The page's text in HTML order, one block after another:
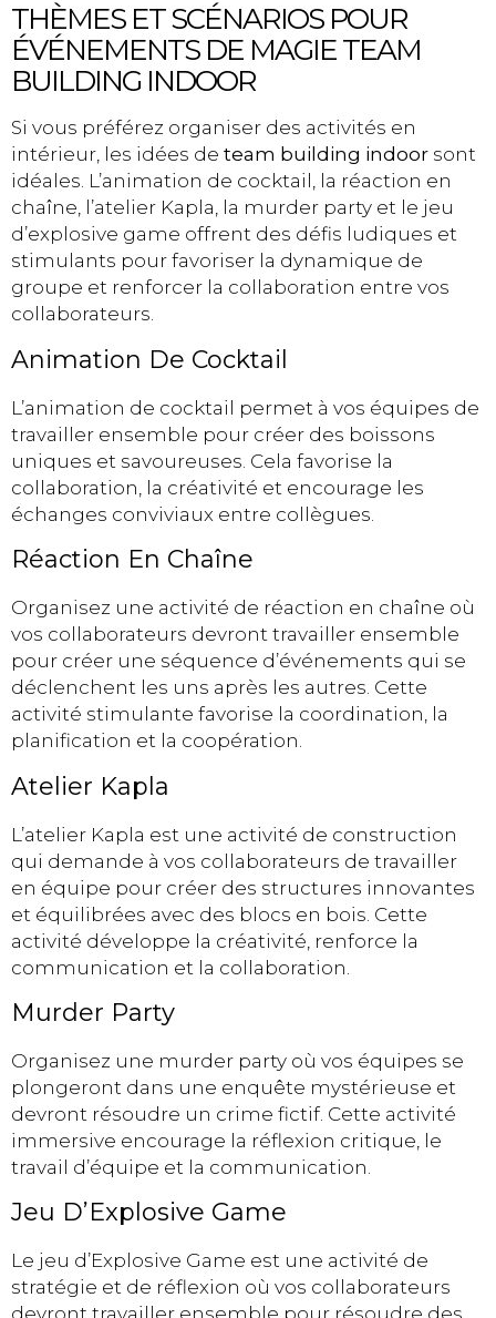
THÈMES ET SCÉNARIOS POUR
ÉVÉNEMENTS DE MAGIE TEAM
BUILDING INDOOR
Si vous préférez organiser des activités en
intérieur, les idées de team building indoor sont
idéales. L’animation de cocktail, la réaction en
chaîne, l’atelier Kapla, la murder party et le jeu
d’explosive game offrent des défis ludiques et
stimulants pour favoriser la dynamique de
groupe et renforcer la collaboration entre vos
collaborateurs.
Animation De Cocktail
L’animation de cocktail permet à vos équipes de
travailler ensemble pour créer des boissons
uniques et savoureuses. Cela favorise la
collaboration, la créativité et encourage les
échanges conviviaux entre collègues.
Réaction En Chaîne
Organisez une activité de réaction en chaîne où
vos collaborateurs devront travailler ensemble
pour créer une séquence d’événements qui se
déclenchent les uns après les autres. Cette
activité stimulante favorise la coordination, la
planification et la coopération.
Atelier Kapla
L’atelier Kapla est une activité de construction
qui demande à vos collaborateurs de travailler
en équipe pour créer des structures innovantes
et équilibrées avec des blocs en bois. Cette
activité développe la créativité, renforce la
communication et la collaboration.
Murder Party
Organisez une murder party où vos équipes se
plongeront dans une enquête mystérieuse et
devront résoudre un crime fictif. Cette activité
immersive encourage la réflexion critique, le
travail d’équipe et la communication.
Jeu D’Explosive Game
Le jeu d’Explosive Game est une activité de
stratégie et de réflexion où vos collaborateurs